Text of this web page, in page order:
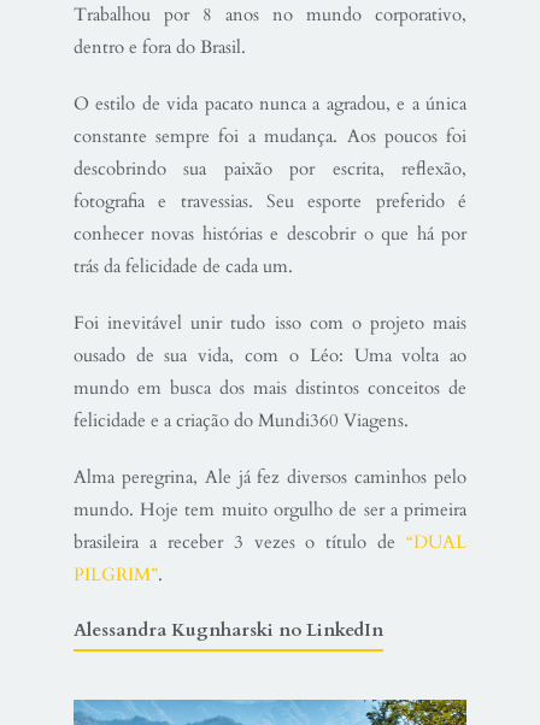
Trabalhou por 8 anos no mundo corporativo,
dentro e fora do Brasil.
O estilo de vida pacato nunca a agradou, e a única
constante sempre foi a mudança. Aos poucos foi
descobrindo sua paixão por escrita, reflexão,
fotografia e travessias. Seu esporte preferido é
conhecer novas histórias e descobrir o que há por
trás da felicidade de cada um.
Foi inevitável unir tudo isso com o projeto mais
ousado de sua vida, com o Léo: Uma volta ao
mundo em busca dos mais distintos conceitos de
felicidade e a criação do Mundi360 Viagens.
Alma peregrina, Ale já fez diversos caminhos pelo
mundo. Hoje tem muito orgulho de ser a primeira
brasileira a receber 3 vezes o título de“DUAL
PILGRIM”.
Alessandra Kugnharski no LinkedIn